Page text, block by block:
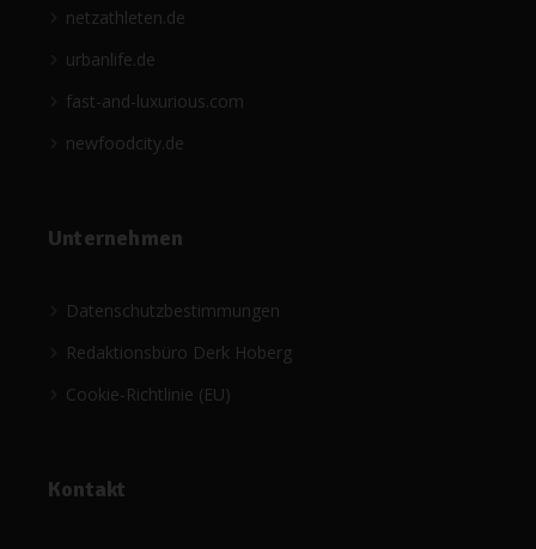
netzathleten.de
urbanlife.de
fast-and-luxurious.com
newfoodcity.de
Unternehmen
Datenschutzbestimmungen
Redaktionsbüro Derk Hoberg
Cookie-Richtlinie (EU)
Kontakt